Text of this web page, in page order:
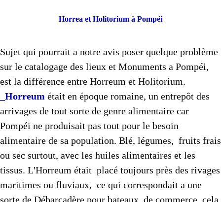
Horrea et Holitorium à Pompéi
Sujet qui pourrait a notre avis poser quelque problème
sur le catalogage des lieux et Monuments a Pompéi,
est la différence entre Horreum et Holitorium.
_Horreum était en époque romaine, un entrepôt des
arrivages de tout sorte de genre alimentaire car
Pompéi ne produisait pas tout pour le besoin
alimentaire de sa population. Blé, légumes, fruits frais
ou sec surtout, avec les huiles alimentaires et les
tissus. L'Horreum était placé toujours près des rivages
maritimes ou fluviaux, ce qui correspondait a une
sorte de Débarcadère pour bateaux de commerce, cela